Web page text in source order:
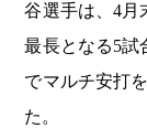
谷選手は、4月
最長となる5試
でマルチ安打
た。